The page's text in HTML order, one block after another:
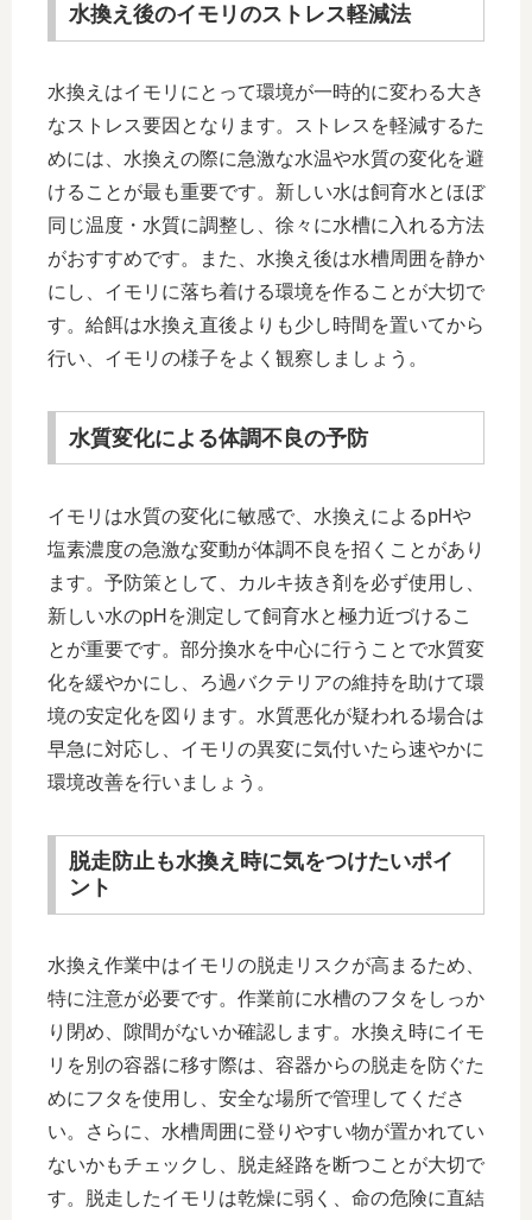
水換え後のイモリのストレス軽減法
水換えはイモリにとって環境が一時的に変わる大き
なストレス要因となります。ストレスを軽減するた
めには、水換えの際に急激な水温や水質の変化を避
けることが最も重要です。新しい水は飼育水とほぼ
同じ温度・水質に調整し、徐々に水槽に入れる方法
がおすすめです。また、水換え後は水槽周囲を静か
にし、イモリに落ち着ける環境を作ることが大切で
す。給餌は水換え直後よりも少し時間を置いてから
行い、イモリの様子をよく観察しましょう。
水質変化による体調不良の予防
イモリは水質の変化に敏感で、水換えによるpHや
塩素濃度の急激な変動が体調不良を招くことがあり
ます。予防策として、カルキ抜き剤を必ず使用し、
新しい水のpHを測定して飼育水と極力近づけるこ
とが重要です。部分換水を中心に行うことで水質変
化を緩やかにし、ろ過バクテリアの維持を助けて環
境の安定化を図ります。水質悪化が疑われる場合は
早急に対応し、イモリの異変に気付いたら速やかに
環境改善を行いましょう。
脱走防止も水換え時に気をつけたいポイ
ント
水換え作業中はイモリの脱走リスクが高まるため、
特に注意が必要です。作業前に水槽のフタをしっか
り閉め、隙間がないか確認します。水換え時にイモ
リを別の容器に移す際は、容器からの脱走を防ぐた
めにフタを使用し、安全な場所で管理してくださ
い。さらに、水槽周囲に登りやすい物が置かれてい
ないかもチェックし、脱走経路を断つことが大切で
す。脱走したイモリは乾燥に弱く、命の危険に直結